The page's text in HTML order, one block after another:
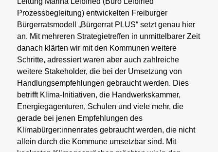
Prozessbegleitung) entwickelten Freiburger
Bürgerratsmodell „Bürgerrat PLUS“ setzt genau hier
an. Mit mehreren Strategietreffen in unmittelbarer Zeit
danach klärten wir mit den Kommunen weitere
Schritte, adressiert waren aber auch zahlreiche
weitere Stakeholder, die bei der Umsetzung von
Handlungsempfehlungen gebraucht werden. Dies
betrifft Klima-Initiativen, die Handwerkskammer,
Energiegagenturen, Schulen und viele mehr, die
gerade bei jenen Empfehlungen des
Klimabürger:innenrates gebraucht werden, die nicht
allein durch die Kommune umsetzbar sind. Mit